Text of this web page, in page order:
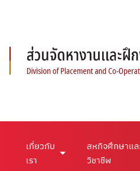
เกี่ยวกับ
เรา
สหกิจศึกษาแ
วิชาชีพ